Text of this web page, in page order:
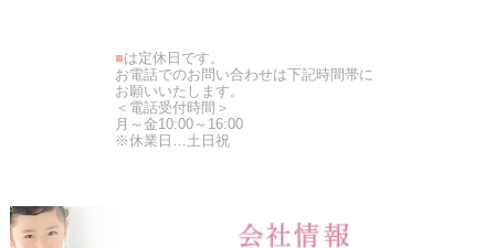
■は定休日です。
お電話でのお問い合わせは下記時間帯に
お願いいたします。
＜電話受付時間＞
月～金10:00～16:00
※休業日…土日祝